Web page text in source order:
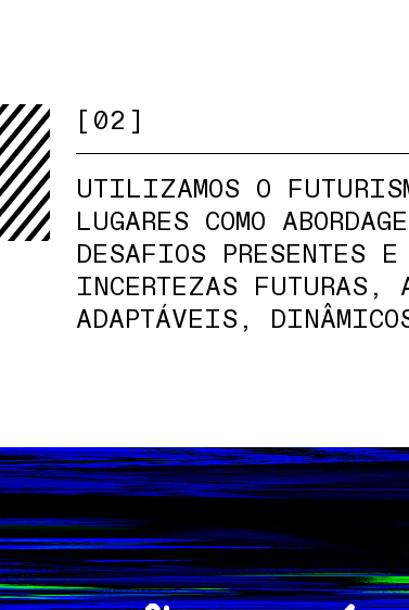
[02]
UTILIZAMOS O
LUGARES COMO
DESAFIOS PRESENTES
INCERTEZAS FUTURAS,
ADAPTÁVEIS,